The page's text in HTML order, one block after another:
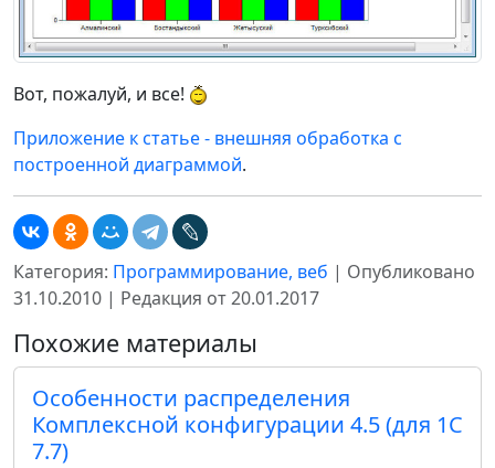
Вот, пожалуй, и все!
Приложение к статье - внешняя обработка с
построенной диаграммой.
Категория: Программирование, веб | Опубликовано
31.10.2010 | Редакция от 20.01.2017
Похожие материалы
Особенности распределения
Комплексной конфигурации 4.5 (для 1С
7.7)